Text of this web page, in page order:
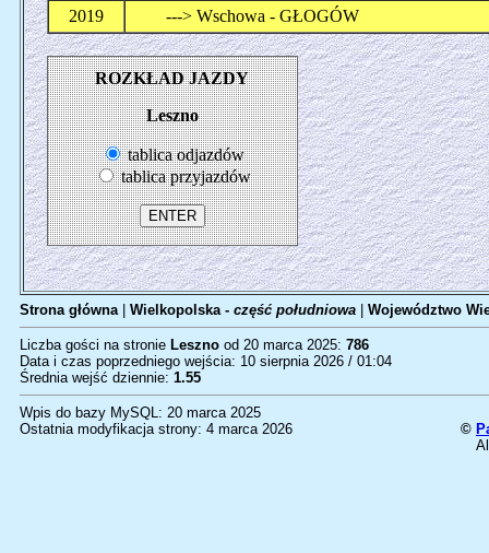
2019
---> Wschowa - GŁOGÓW
ROZKŁAD JAZDY
Leszno
tablica odjazdów
tablica przyjazdów
Strona główna| Wielkopolska - część południowa Województwo
Liczba gości na stronie Leszno od 20 marca 2025: 786
Data i czas poprzedniego wejścia: 10 sierpnia 2026 / 01:04
Średnia wejść dziennie: 1.55
Wpis do bazy MySQL: 20 marca 2025
Ostatnia modyfikacja strony: 4 marca 2026
©